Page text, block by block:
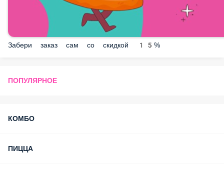
Забери заказ сам со скидкой 15%
ПОПУЛЯРНОЕ
КОМБО
ПИЦЦА